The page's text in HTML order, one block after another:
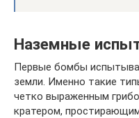
Наземные
Первые бомбы
земли. Именно такие
четко выраженным
кратером,